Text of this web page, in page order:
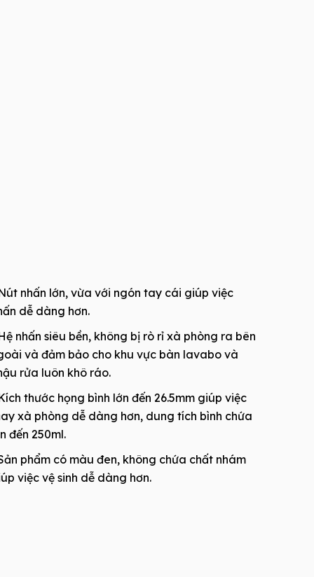
nhấn lớn, vừa với ngón tay cái giúp việc
dễ dàng hơn.
nhấn siêu bền, không bị rò rỉ xà phòng ra bên
và đảm bảo cho khu vực bàn lavabo và
rửa luôn khô ráo.
thước họng bình lớn đến 26.5mm giúp việc
xà phòng dễ dàng hơn, dung tích bình chứa
đến 250ml.
phẩm có màu đen, không chứa chất nhám
việc vệ sinh dễ dàng hơn.